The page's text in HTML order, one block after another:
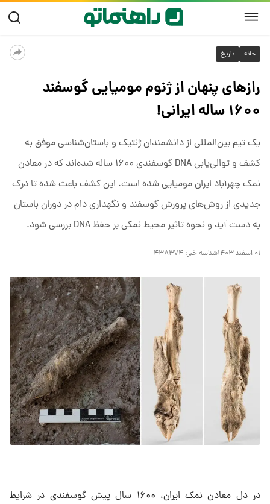
خانه تاریخ
رازهای پنهان از ژنوم مومیایی گوسفند
۱۶۰۰ ساله ایرانی!
یک تیم بین‌المللی از دانشمندان ژنتیک و باستان‌شناسی موفق به
کشف و توالی‌یابی DNA گوسفندی ۱۶۰۰ ساله شده‌اند که در معادن
نمک چهرآباد ایران مومیایی شده است. این کشف باعث شده تا درک
جدیدی از روش‌های پرورش گوسفند و نگهداری دام در دوران باستان
به دست آید و نحوه تاثیر محیط نمکی بر حفظ DNA بررسی شود.
۰۱ اسفند ۱۴۰۳ شناسه خبر: ۴۳۸۳۷۴
در دل معادن نمک ایران، ۱۶۰۰ سال پیش گوسفندی در شرایط